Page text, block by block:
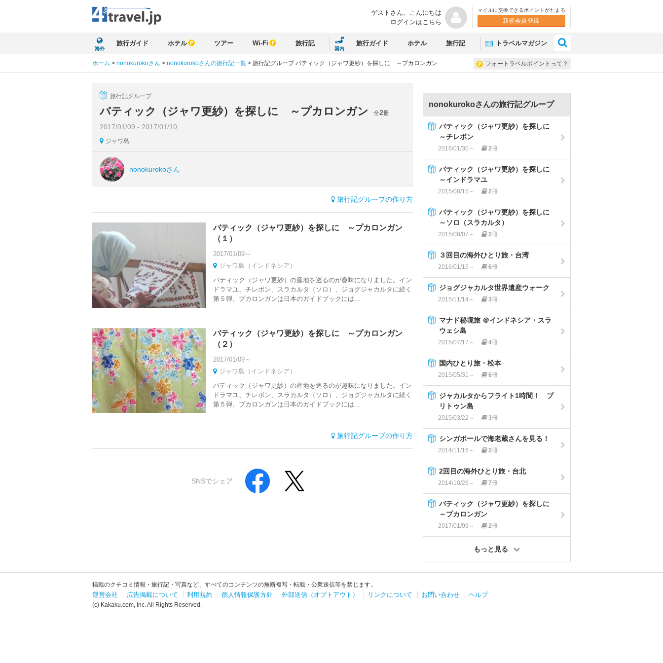
ゲストさん、 こんにちは
ログインはこちら
マイルに交換できるポイントがたまる
新規会員登録
海外
旅行ガイド ホテル ツアー Wi-Fi 旅行記
国内
旅行ガイド ホテル 旅行記 トラベルマガジン
フォートラベルポイントって？
ホーム > nonokurokoさん > nonokurokoさんの旅行記一覧 > 旅行記グループ バティック（ジャワ更紗）を探しに ～プカロンガン
旅行記グループ
バティック（ジャワ更紗）を探しに ～プカロンガン 全2冊
2017/01/09 - 2017/01/10
ジャワ島
nonokurokoさん
旅行記グループの作り方
バティック（ジャワ更紗）を探しに ～プカロンガン
（１）
2017/01/09～
ジャワ島（インドネシア）
バティック（ジャワ更紗）の産地を巡るのが趣味になりました。イン
ドラマユ、チレボン、スラカルタ（ソロ）、ジョグジャカルタに続く
第５弾。プカロンガンは日本のガイドブックには...
バティック（ジャワ更紗）を探しに ～プカロンガン
（２）
2017/01/09～
ジャワ島（インドネシア）
バティック（ジャワ更紗）の産地を巡るのが趣味になりました。イン
ドラマユ、チレボン、スラカルタ（ソロ）、ジョグジャカルタに続く
第５弾。プカロンガンは日本のガイドブックには...
旅行記グループの作り方
SNSでシェア
nonokurokoさんの旅行記グループ
バティック（ジャワ更紗）を探しに
～チレボン
2016/01/30～ 2冊
バティック（ジャワ更紗）を探しに
～インドラマユ
2015/08/15～ 2冊
バティック（ジャワ更紗）を探しに
～ソロ（スラカルタ）
2015/08/07～ 2冊
３回目の海外ひとり旅・台湾
2016/01/15～ 6冊
ジョグジャカルタ世界遺産ウォーク
2015/11/14～ 3冊
マナド秘境旅 ＠インドネシア・スラ
ウェシ島
2015/07/17～ 4冊
国内ひとり旅・松本
2015/05/31～ 6冊
ジャカルタからフライト1時間！ ブ
リトゥン島
2015/03/22～ 3冊
シンガポールで海老蔵さんを見る！
2014/11/16～ 2冊
2回目の海外ひとり旅・台北
2014/10/26～ 7冊
バティック（ジャワ更紗）を探しに
～プカロンガン
2017/01/09～ 2冊
もっと見る
掲載のクチコミ情報・旅行記・写真など、すべてのコンテンツの無断複写・転載・公衆送信等を禁じます。
運営会社 広告掲載について 利用規約 個人情報保護方針 外部送信（オプトアウト） リンクについて お問い合わせ ヘルプ
(c) Kakaku.com, Inc. All Rights Reserved.